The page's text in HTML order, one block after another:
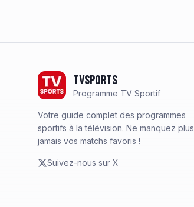
TVSPORTS
Programme TV Sportif
Votre guide complet des programmes
sportifs à la télévision. Ne manquez plus
jamais vos matchs favoris !
Suivez-nous sur X